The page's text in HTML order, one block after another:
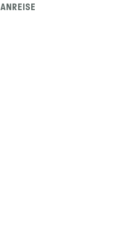
ANREISE